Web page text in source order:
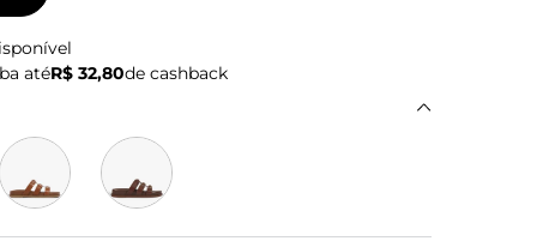
atéR$ 32,80de cashback